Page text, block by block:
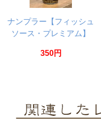
ナンプラー【フィッシュ
ソース・プレミアム】
350円